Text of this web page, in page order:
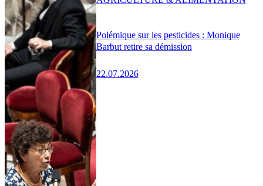
Polémique sur les pesticides : Monique
Barbut retire sa démission
22.07.2026